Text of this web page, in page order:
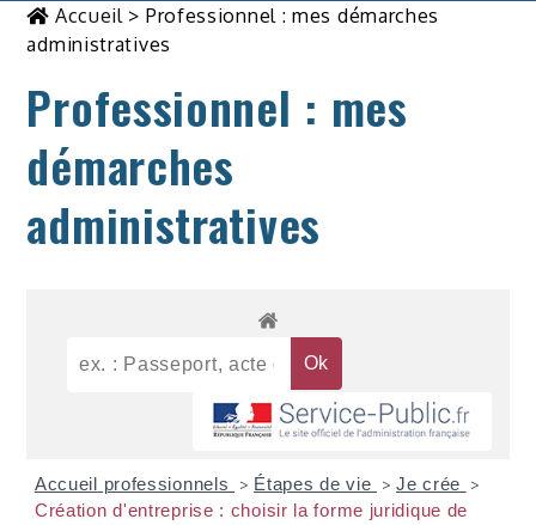
Accueil> Professionnel : mes démarches
administratives
Professionnel : mes
démarches
administratives
Accueil professionnels > Étapes de vie > Je crée >
Création d'entreprise : choisir la forme juridique de